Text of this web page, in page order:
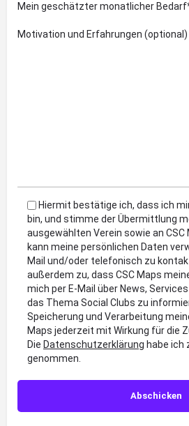
Mein geschätzter monatlicher
Motivation und Erfahrungen (optional)
Hiermit bestätige ich, dass ich
bin, und stimme der Übermittlung
ausgewählten Verein sowie an CSC
kann meine persönlichen Daten
Mail und/oder telefonisch zu
außerdem zu, dass CSC Maps
mich per E-Mail über News,
das Thema Social Clubs zu
Speicherung und Verarbeitung
Maps jederzeit mit Wirkung für die
Die Datenschutzerklärung habe ich
genommen.